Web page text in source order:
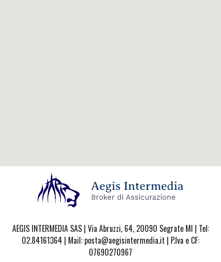
AEGIS INTERMEDIA SAS | Via Abruzzi, 64, 20090 Segrate MI | Tel:
02.84161364 | Mail: posta@aegisintermedia.it | P.Iva e CF:
07690270967